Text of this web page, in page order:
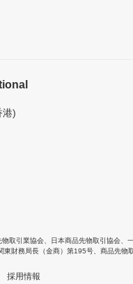
港)
物取引業協会 日本商品先物取引協会
東財務局長（金商）第195号、商品先物
採用情報